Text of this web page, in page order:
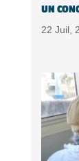
UN
22 Juil,